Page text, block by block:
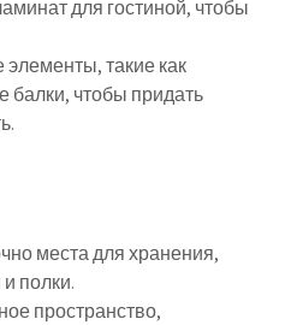
для гостиной, чтобы
такие как
балки, чтобы придать
места для хранения,
полки.
пространство,